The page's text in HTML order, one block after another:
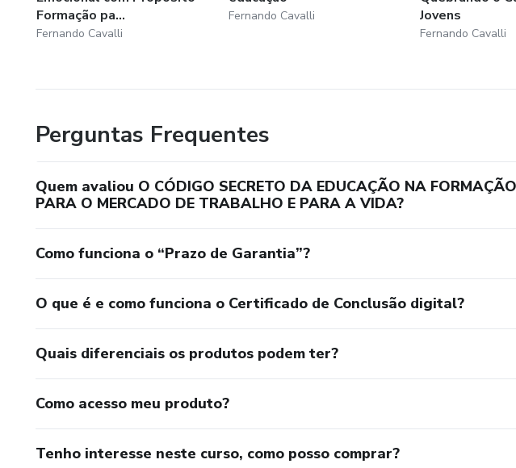
Formação pa...
Fernando Cavalli
Fernando Cavalli
Jovens
Fernando Cavalli
Perguntas Frequentes
Quem avaliou O CÓDIGO SECRETO DA EDUCAÇÃO NA
PARA O MERCADO DE TRABALHO E PARA A VIDA?
Como funciona o “Prazo de Garantia”?
O que é e como funciona o Certificado de Conclusão digital?
Quais diferenciais os produtos podem ter?
Como acesso meu produto?
Tenho interesse neste curso, como posso comprar?